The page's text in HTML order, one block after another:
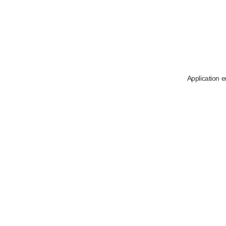
Application